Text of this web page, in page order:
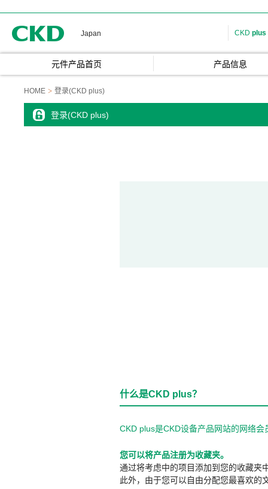
Japan CKD plus
元件产品首页 产品信息
HOME 登录(CKD plus)
登录(CKD plus)
什么是CKD plus？
CKD plus是CKD设备产品网站的网络
您可以将产品注册为收藏夹。
通过将考虑中的项目添加到您的收藏夹
此外，由于您可以自由分配您最喜欢的